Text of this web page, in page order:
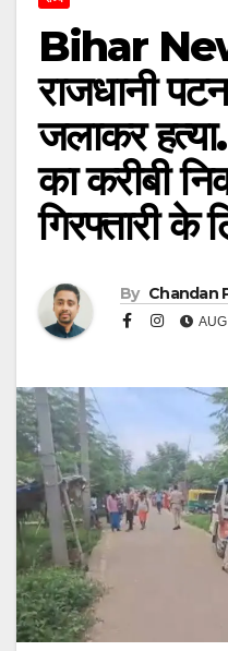
Bihar
राजधानी
जलाकर
का करीबी
गिरफ्तारी के
By Chandan